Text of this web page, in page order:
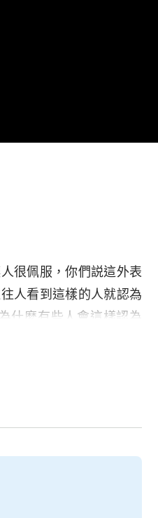
很佩服，你們説這外表
人看到這樣的人就認為
什麽有些人會這樣認為
真理、什麽是滿足神、
表説話行事能讓人佩服
來不加分辨，而是從開
造成的呢？這事的實質